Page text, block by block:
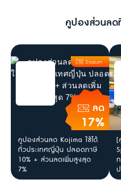
คูปองส่วนลด
ลด
17%
Discount
คูปองส่วนลด Kojima ใช้ได้
ทั่วประเทศญี่ปุ่น ปลอดภาษี
10% + ส่วนลดเพิ่มสูงสุด
7%
[